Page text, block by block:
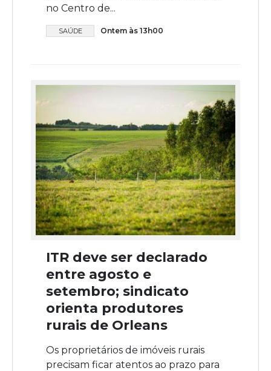
no Centro de...
SAÚDE Ontem às 13h00
ITR deve ser declarado
entre agosto e
setembro; sindicato
orienta produtores
rurais de Orleans
Os proprietários de imóveis rurais
precisam ficar atentos ao prazo para